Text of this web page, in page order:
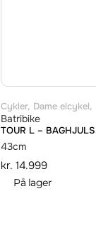
Cykler, Dame elcykel,
Batribike
TOUR L –
43cm
kr. 14.999
På lager